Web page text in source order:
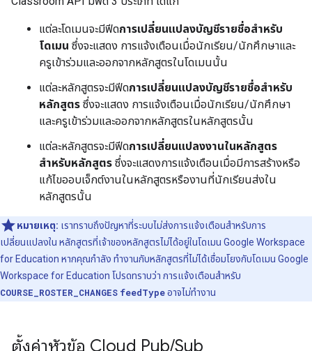
แต่ละโดเมนจะมีฟีดการเปลี่ยนแปลงบัญชีรายชื่อสำหรับ
โดเมน ซึ่งจะแสดง การแจ้งเตือนเมื่อนักเรียน/นักศึกษาและ
ครูเข้าร่วมและออกจากหลักสูตรในโดเมนนั้น
แต่ละหลักสูตรจะมีฟีดการเปลี่ยนแปลงบัญชีรายชื่อสำหรับ
หลักสูตร ซึ่งจะแสดง การแจ้งเตือนเมื่อนักเรียน/นักศึกษา
และครูเข้าร่วมและออกจากหลักสูตรในหลักสูตรนั้น
แต่ละหลักสูตรจะมีฟีดการเปลี่ยนแปลงงานในหลักสูตร
สำหรับหลักสูตร ซึ่งจะแสดงการแจ้งเตือนเมื่อมีการสร้างหรือ
แก้ไขออบเจ็กต์งานในหลักสูตรหรืองานที่นักเรียนส่งใน
หลักสูตรนั้น
หมายเหตุ: เราทราบถึงปัญหาที่ระบบไม่ส่งการแจ้งเตือนสำหรับการ
เปลี่ยนแปลงใน หลักสูตรที่เจ้าของหลักสูตรไม่ได้อยู่ในโดเมน Google Workspace
for Education หากคุณกำลัง ทำงานกับหลักสูตรที่ไม่ได้เชื่อมโยงกับโดเมน Google
Workspace for Education โปรดทราบว่า การแจ้งเตือนสำหรับ
COURSE_ROSTER_CHANGES feedTypeอาจไม่ทำงาน
ตั้งค่าหัวข้อ Cloud Pub/Sub